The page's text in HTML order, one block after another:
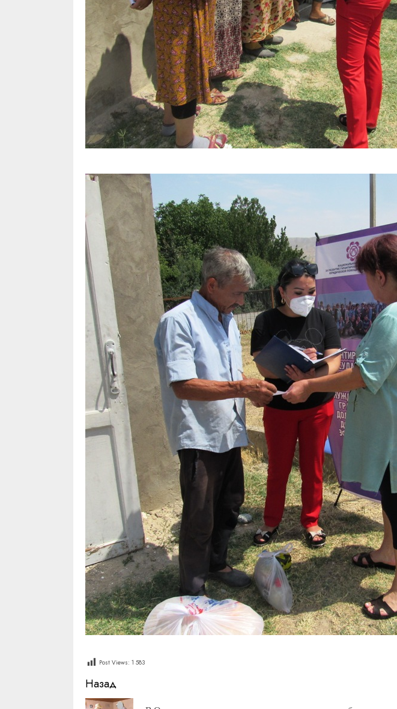
Post Views: 1 583
Продолжить
Назад